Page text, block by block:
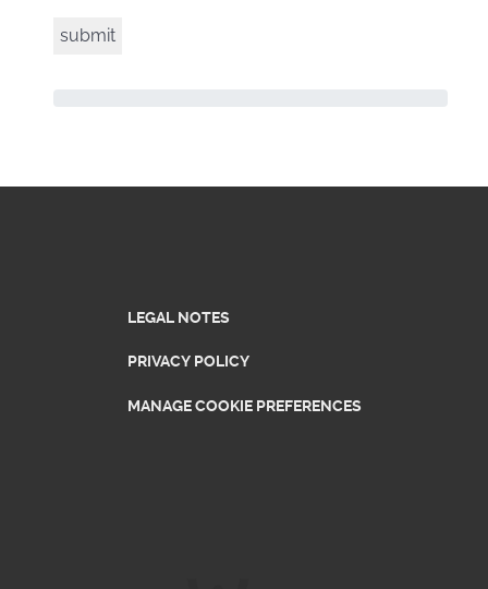
LEGAL NOTES
PRIVACY POLICY
MANAGE COOKIE PREFERENCES